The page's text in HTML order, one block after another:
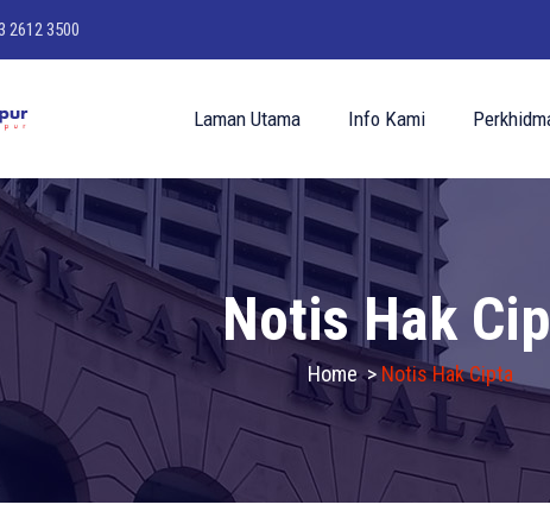
2612 3500
Laman Utama Info Kami
Notis Hak
Home>Notis Hak Cipta